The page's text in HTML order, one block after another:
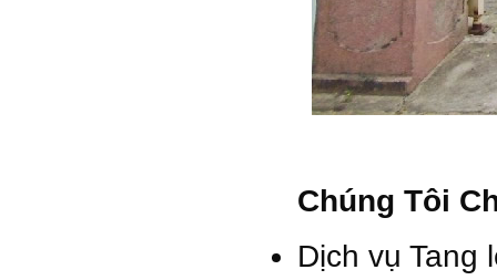
Chúng Tôi
Dịch vụ Tang